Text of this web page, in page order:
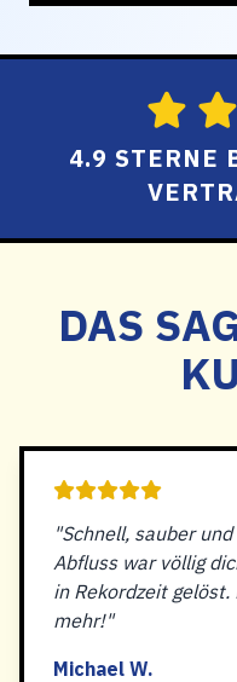
4.9 STERNE
DAS
"Schnell, sauber
Abfluss war völlig
in Rekordzeit
mehr!"
Michael W.